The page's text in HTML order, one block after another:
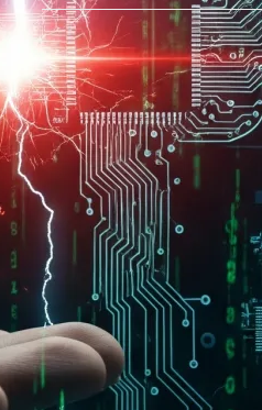
Just Ad
Store：
先廣告
2026 年 7
解碼登場
2026 年 7
解決
餘縮圖
2026 年 7